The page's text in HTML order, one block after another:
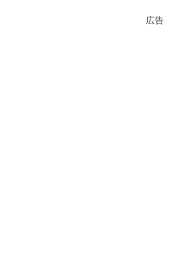
広告